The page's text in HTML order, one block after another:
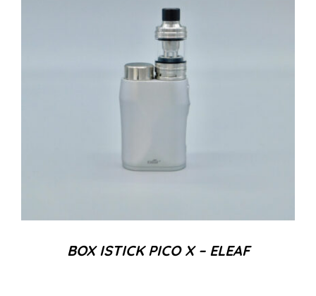
BOX ISTICK PICO X – ELEAF